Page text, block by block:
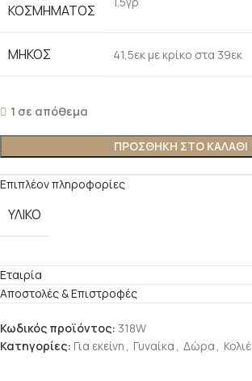
ΚΟΣΜΉΜΑΤΟΣ
ΜΉΚΟΣ 41,5εκ με κρίκο στα 39εκ
1 σε απόθεμα
ΠΡΟΣΘΉΚΗ ΣΤΟ ΚΑΛΆΘΙ
Επιπλέον πληροφορίες
ΥΛΙΚΌ
Εταιρία
Αποστολές & Επιστροφές
Κωδικός προϊόντος: 318W
Κατηγορίες: Για εκείνη , Γυναίκα , Δώρα , Κολιέ